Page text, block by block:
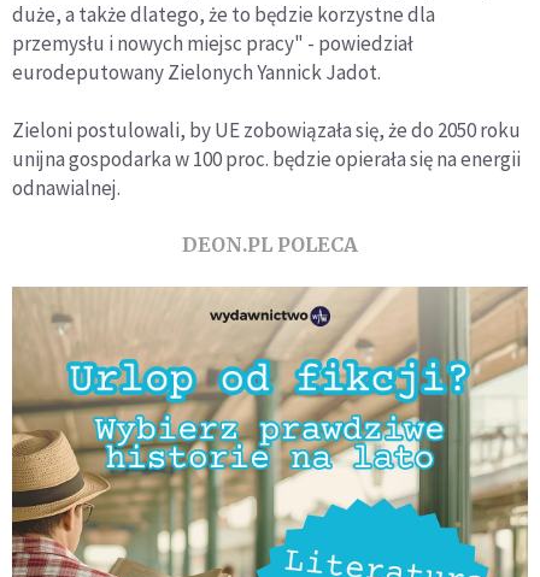
duże, a także dlatego, że to będzie korzystne dla
przemysłu i nowych miejsc pracy" - powiedział
eurodeputowany Zielonych Yannick Jadot.
Zieloni postulowali, by UE zobowiązała się, że do 2050 roku
unijna gospodarka w 100 proc. będzie opierała się na energii
odnawialnej.
DEON.PL POLECA